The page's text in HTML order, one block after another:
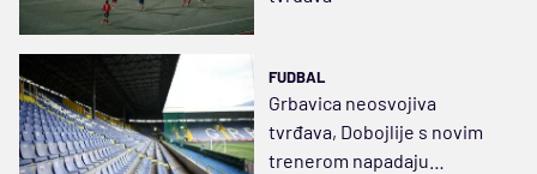
FUDBAL
Grbavica neosvojiva
tvrđava, Dobojlije s novim
trenerom napadaju